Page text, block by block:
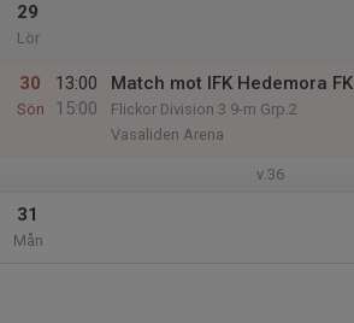
29
Lör
30
Sön
13:00
15:00
Match mot IFK Hedemora FK
Flickor Division 3 9-m Grp.2
Vasaliden Arena
v.36
31
Mån